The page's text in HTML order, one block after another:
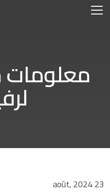
23 août, 2024